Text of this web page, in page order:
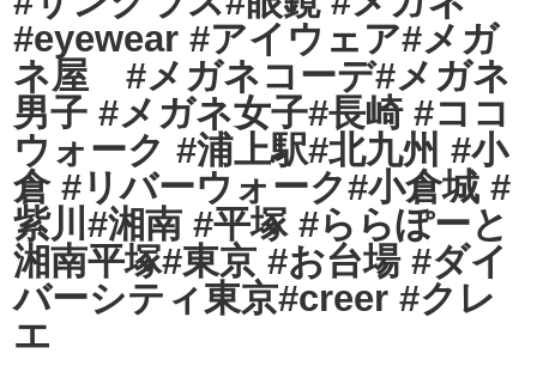
#eyewear #アイウェア#メガ
ネ屋 #メガネコーデ#メガネ
男子 #メガネ女子#長崎 #ココ
ウォーク #浦上駅#北九州 #小
倉 #リバーウォーク#小倉城 #
紫川#湘南 #平塚 #ららぽーと
湘南平塚#東京 #お台場 #ダイ
バーシティ東京#creer #クレ
エ